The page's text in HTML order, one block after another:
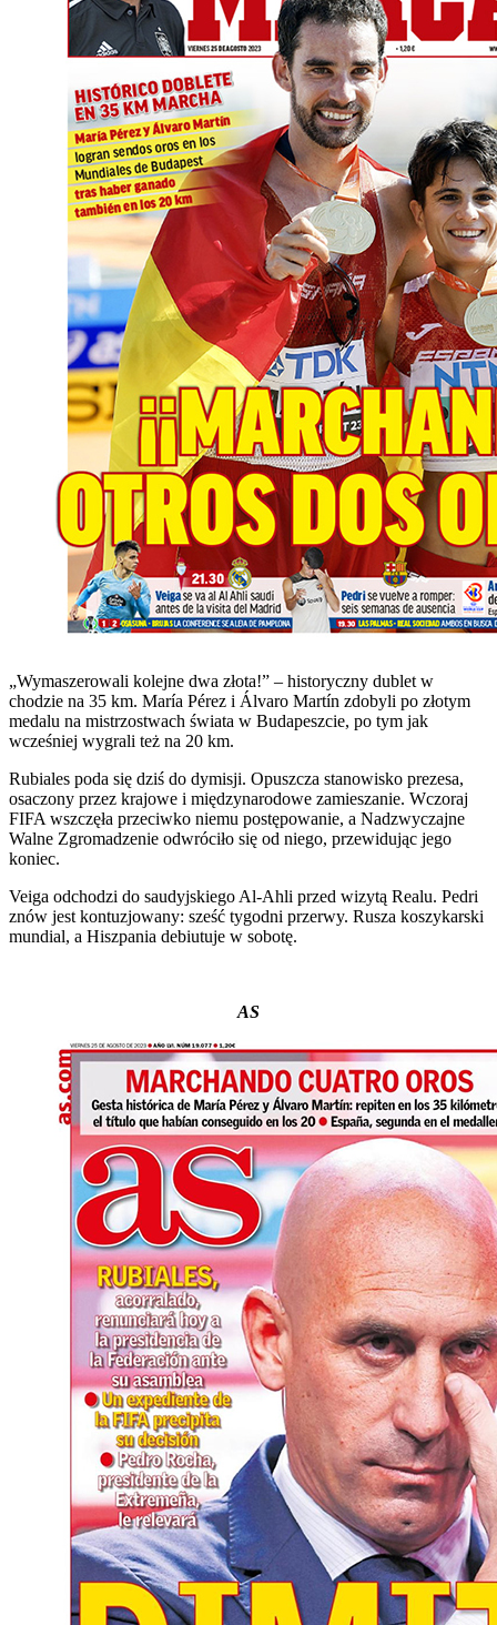
„Wymaszerowali kolejne dwa złota!” – historyczny dublet w
chodzie na 35 km. María Pérez i Álvaro Martín zdobyli po złotym
medalu na mistrzostwach świata w Budapeszcie, po tym jak
wcześniej wygrali też na 20 km.
Rubiales poda się dziś do dymisji. Opuszcza stanowisko prezesa,
osaczony przez krajowe i międzynarodowe zamieszanie. Wczoraj
FIFA wszczęła przeciwko niemu postępowanie, a Nadzwyczajne
Walne Zgromadzenie odwróciło się od niego, przewidując jego
koniec.
Veiga odchodzi do saudyjskiego Al-Ahli przed wizytą Realu. Pedri
znów jest kontuzjowany: sześć tygodni przerwy. Rusza koszykarski
mundial, a Hiszpania debiutuje w sobotę.
AS